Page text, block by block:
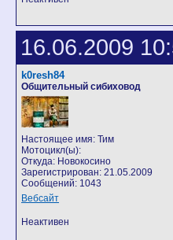
16.06.2009
k0resh84
Общительный сибиховод
Настоящее имя: Тим
Мотоцикл(ы):
Откуда: Новокосино
Зарегистрирован: 21.05.2009
Сообщений: 1043
Вебсайт
Неактивен